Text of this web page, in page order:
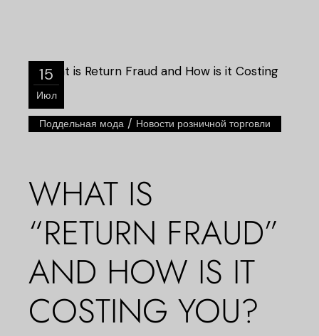
15
Июл
Поддельная мода / Новости розничной торговли
WHAT IS
“RETURN FRAUD”
AND HOW IS IT
COSTING YOU?